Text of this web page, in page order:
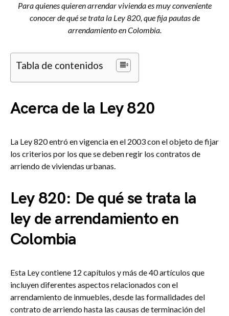
Para quienes quieren arrendar vivienda es muy conveniente
conocer de qué se trata la Ley 820, que fija pautas de
arrendamiento en Colombia.
Tabla de contenidos
Acerca de la Ley 820
La Ley 820 entró en vigencia en el 2003 con el objeto de fijar
los criterios por los que se deben regir los contratos de
arriendo de viviendas urbanas.
Ley 820: De qué se trata la
ley de arrendamiento en
Colombia
Esta Ley contiene 12 capítulos y más de 40 artículos que
incluyen diferentes aspectos relacionados con el
arrendamiento de inmuebles, desde las formalidades del
contrato de arriendo hasta las causas de terminación del